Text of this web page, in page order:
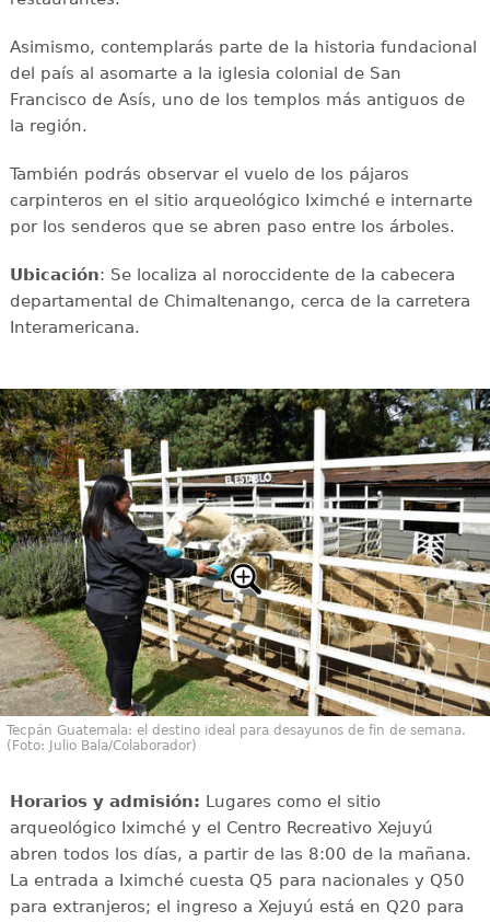
Asimismo, contemplarás parte de la historia fundacional
del país al asomarte a la iglesia colonial de San
Francisco de Asís, uno de los templos más antiguos de
la región.
También podrás observar el vuelo de los pájaros
carpinteros en el sitio arqueológico Iximché e internarte
por los senderos que se abren paso entre los árboles.
Ubicación: Se localiza al noroccidente de la cabecera
departamental de Chimaltenango, cerca de la carretera
Interamericana.
Tecpán Guatemala: el destino ideal para desayunos de fin de semana.
(Foto: Julio Bala/Colaborador)
Horarios y admisión: Lugares como el sitio
arqueológico Iximché y el Centro Recreativo Xejuyú
abren todos los días, a partir de las 8:00 de la mañana.
La entrada a Iximché cuesta Q5 para nacionales y Q50
para extranjeros; el ingreso a Xejuyú está en Q20 para